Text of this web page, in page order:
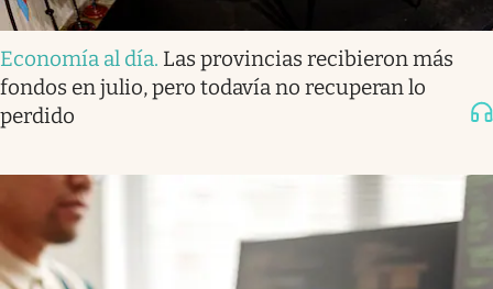
Economía al día. Las provincias recibieron más
fondos en julio, pero todavía no recuperan lo
perdido